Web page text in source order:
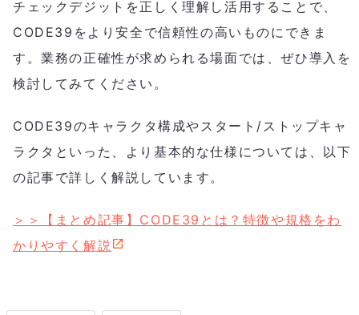
チェックデジットを正しく理解し活用することで、
CODE39をより安全で信頼性の高いものにできま
す。業務の正確性が求められる場面では、ぜひ導入を
検討してみてください。
CODE39のキャラクタ構成やスタート/ストップキャ
ラクタといった、より基本的な仕様については、以下
の記事で詳しく解説しています。
＞＞【まとめ記事】CODE39とは？特徴や規格をわ
かりやすく解説